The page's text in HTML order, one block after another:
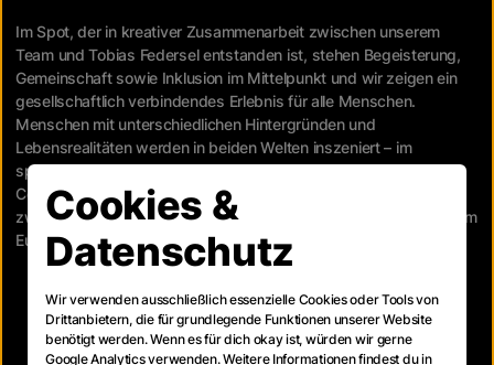
Im Spot, der in kreativer Zusammenarbeit zwischen unserem
Team und Tobias Federsel entstanden ist, stehen Begeisterung,
Gemeinschaft sowie Inklusion im Mittelpunkt und wir zeigen ein
gesellschaftlich verbindendes Erlebnis für alle Menschen.
Menschen mit unterschiedlichen Hintergründen und
Lebensrealitäten werden in beiden Welten inszeniert – im
sportlichen Umfeld ebenso wie im Kontext des Eurovision Song
Contest. So entsteht eine visuell und inhaltlich starke Verbindung
zwischen den Österreichischen Lotterien und win2day sowie dem
Eurovision Song Contest.
Cookies &
Datenschutz
Wir verwenden ausschließlich essenzielle Cookies oder Tools von
Drittanbietern, die für grundlegende Funktionen unserer Website
benötigt werden. Wenn es für dich okay ist, würden wir gerne
Google Analytics verwenden. Weitere Informationen findest du in